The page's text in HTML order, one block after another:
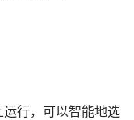
行，可以智能地选